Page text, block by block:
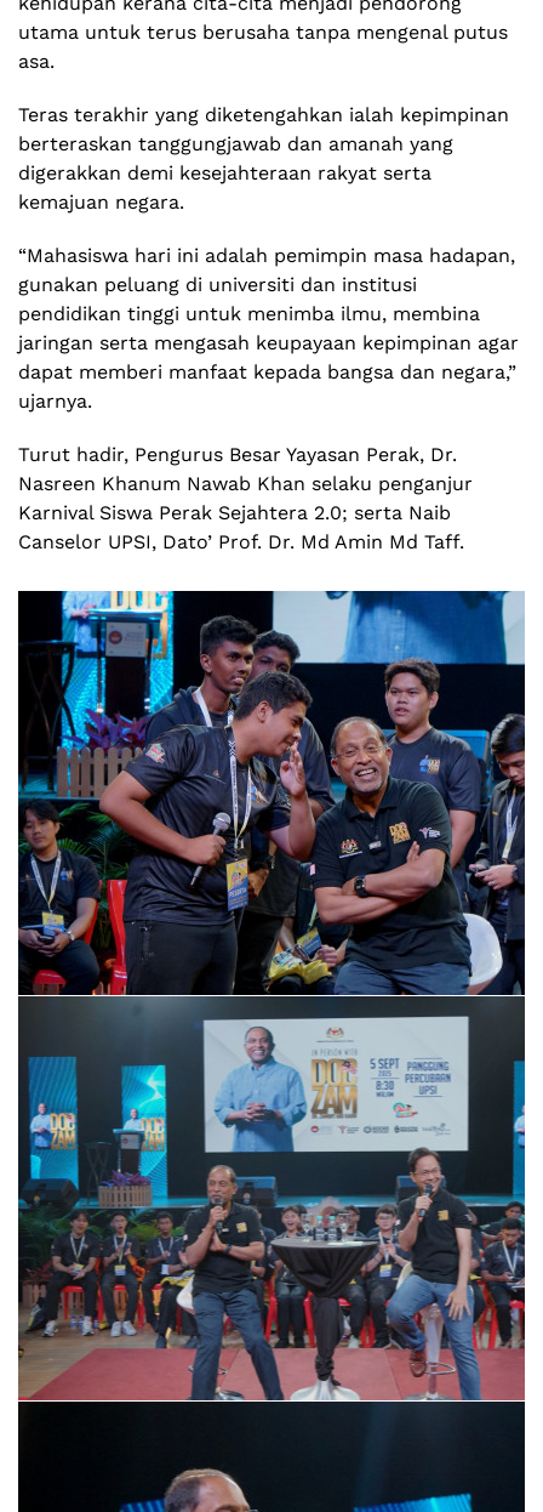
utama untuk terus berusaha tanpa mengenal putus
asa.
Teras terakhir yang diketengahkan ialah kepimpinan
berteraskan tanggungjawab dan amanah yang
digerakkan demi kesejahteraan rakyat serta
kemajuan negara.
“Mahasiswa hari ini adalah pemimpin masa hadapan,
gunakan peluang di universiti dan institusi
pendidikan tinggi untuk menimba ilmu, membina
jaringan serta mengasah keupayaan kepimpinan agar
dapat memberi manfaat kepada bangsa dan negara,”
ujarnya.
Turut hadir, Pengurus Besar Yayasan Perak, Dr.
Nasreen Khanum Nawab Khan selaku penganjur
Karnival Siswa Perak Sejahtera 2.0; serta Naib
Canselor UPSI, Dato’ Prof. Dr. Md Amin Md Taff.